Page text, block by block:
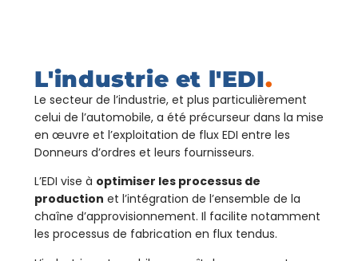
L'industrie et l'EDI.
Le secteur de l’industrie, et plus particulièrement
celui de l’automobile, a été précurseur dans la mise
en œuvre et l’exploitation de flux EDI entre les
Donneurs d’ordres et leurs fournisseurs.
L’EDI vise à optimiser les processus de
production et l’intégration de l’ensemble de la
chaîne d’approvisionnement. Il facilite notamment
les processus de fabrication en flux tendus.